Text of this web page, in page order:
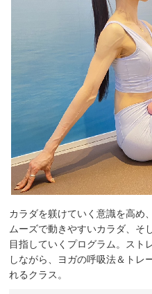
カラダを躾けていく意識を高め
ムーズで動きやすいカラダ、そ
目指していくプログラム。スト
しながら、ヨガの呼吸法＆トレ
れるクラス。